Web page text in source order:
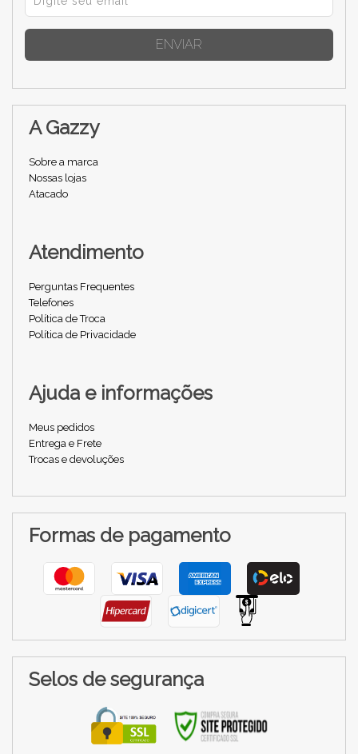
ENVIAR
A Gazzy
Sobre a marca
Nossas lojas
Atacado
Atendimento
Perguntas Frequentes
Telefones
Política de Troca
Política de Privacidade
Ajuda e informações
Meus pedidos
Entrega e Frete
Trocas e devoluções
Formas de pagamento
Selos de segurança